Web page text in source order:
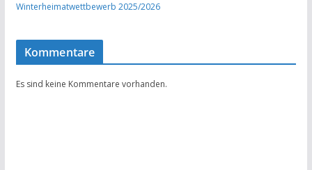
Winterheimatwettbewerb 2025/2026
Kommentare
Es sind keine Kommentare vorhanden.